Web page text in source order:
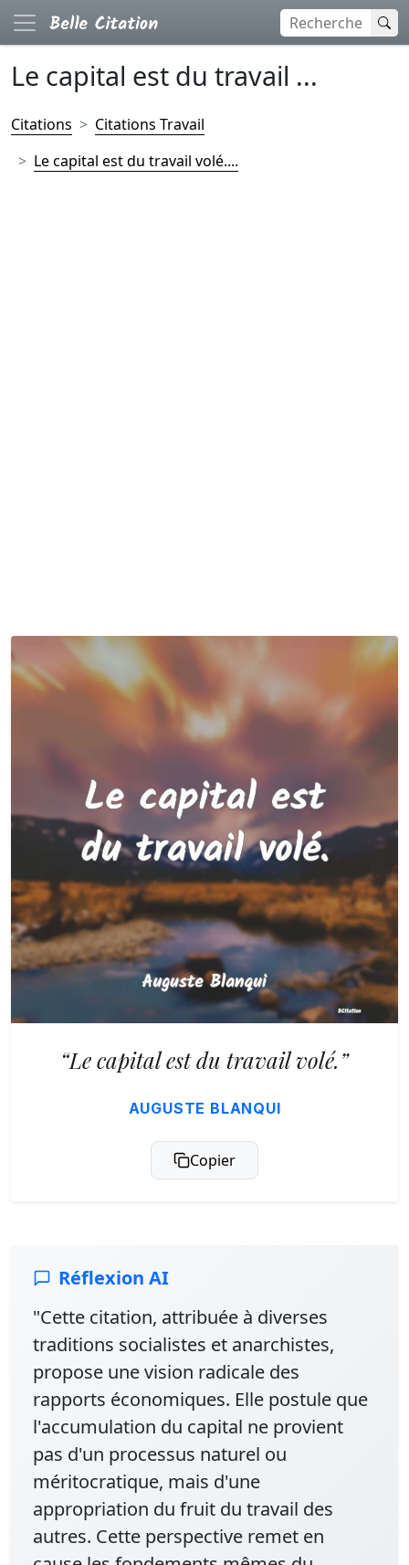
Le capital est du travail ...
Citations
Citations Travail
Le capital est du travail volé....
“Le capital est du travail volé.”
AUGUSTE BLANQUI
Copier
Réflexion AI
"Cette citation, attribuée à diverses
traditions socialistes et anarchistes,
propose une vision radicale des
rapports économiques. Elle postule que
l'accumulation du capital ne provient
pas d'un processus naturel ou
méritocratique, mais d'une
appropriation du fruit du travail des
autres. Cette perspective remet en